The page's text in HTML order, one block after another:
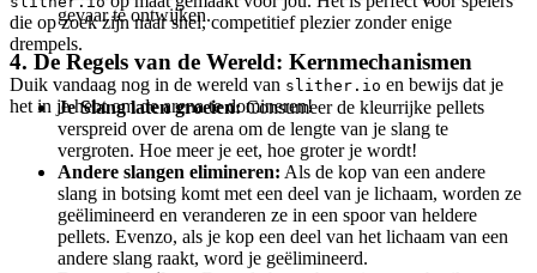
die op zoek zijn naar snel, competitief plezier zonder enige
drempels.
Duik vandaag nog in de wereld van slither.io en bewijs dat je
het in je hebt om de arena te domineren!
gevaar te ontwijken.
4. De Regels van de Wereld: Kernmechanismen
Je Slang laten groeien:Consumeer de kleurrijke pellets
verspreid over de arena om de lengte van je slang te
vergroten. Hoe meer je eet, hoe groter je wordt!
Andere slangen elimineren: Als de kop van een andere
slang in botsing komt met een deel van je lichaam, worden ze
geëlimineerd en veranderen ze in een spoor van heldere
pellets. Evenzo, als je kop een deel van het lichaam van een
andere slang raakt, word je geëlimineerd.